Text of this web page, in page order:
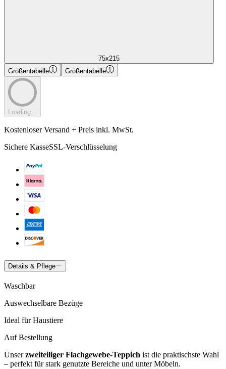
75x215
Größentabelle
Größentabelle
Loading...
Kostenloser Versand + Preis inkl. MwSt.
Sichere KasseSSL-Verschlüsselung
Details & Pflege
Waschbar
Auswechselbare Bezüge
Ideal für Haustiere
Auf Bestellung
Unserzweiteiliger Flachgewebe-Teppich ist die praktischste Wahl
– perfekt für stark genutzte Bereiche und unter Möbeln.